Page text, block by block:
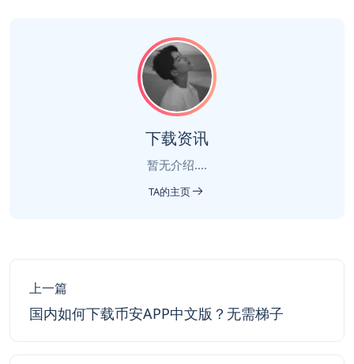
下载资讯
暂无介绍....
TA的主页
上一篇
国内如何下载币安APP中文版？无需梯子